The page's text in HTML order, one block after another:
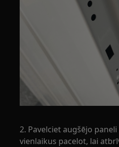
2. Pavelciet augšējo
vienlaikus pacelot, lai